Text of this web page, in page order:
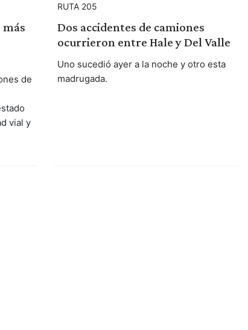
de
vial y
RUTA 205
Dos accidentes de camiones
ocurrieron entre Hale y Del Valle
Uno sucedió ayer a la noche y otro esta
madrugada.